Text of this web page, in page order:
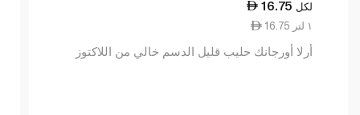
16.75 لكل
16.75 ١ لتر
أرلا أورجانك حليب قليل الدسم خالي من اللاكتوز